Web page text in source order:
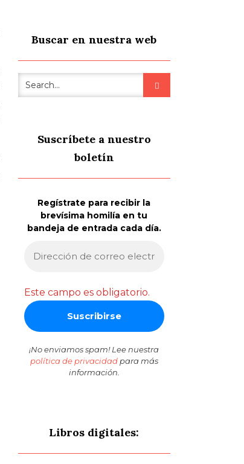
Buscar en nuestra web
Suscríbete a nuestro
boletín
Regístrate para recibir la
brevísima homilía en tu
bandeja de entrada cada día.
Este campo es obligatorio.
¡No enviamos spam! Lee nuestra
política de privacidadpara más
información.
Libros digitales: